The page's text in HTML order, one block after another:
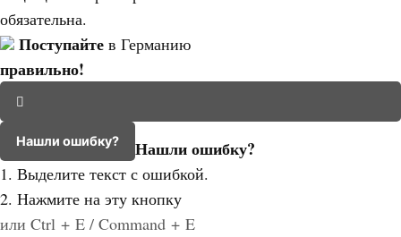
обязательна.
Поступайте в Германию
правильно!
Нашли ошибку? Нашли ошибку?
1. Выделите текст с ошибкой.
2. Нажмите на эту кнопку
или Ctrl + E / Command + E